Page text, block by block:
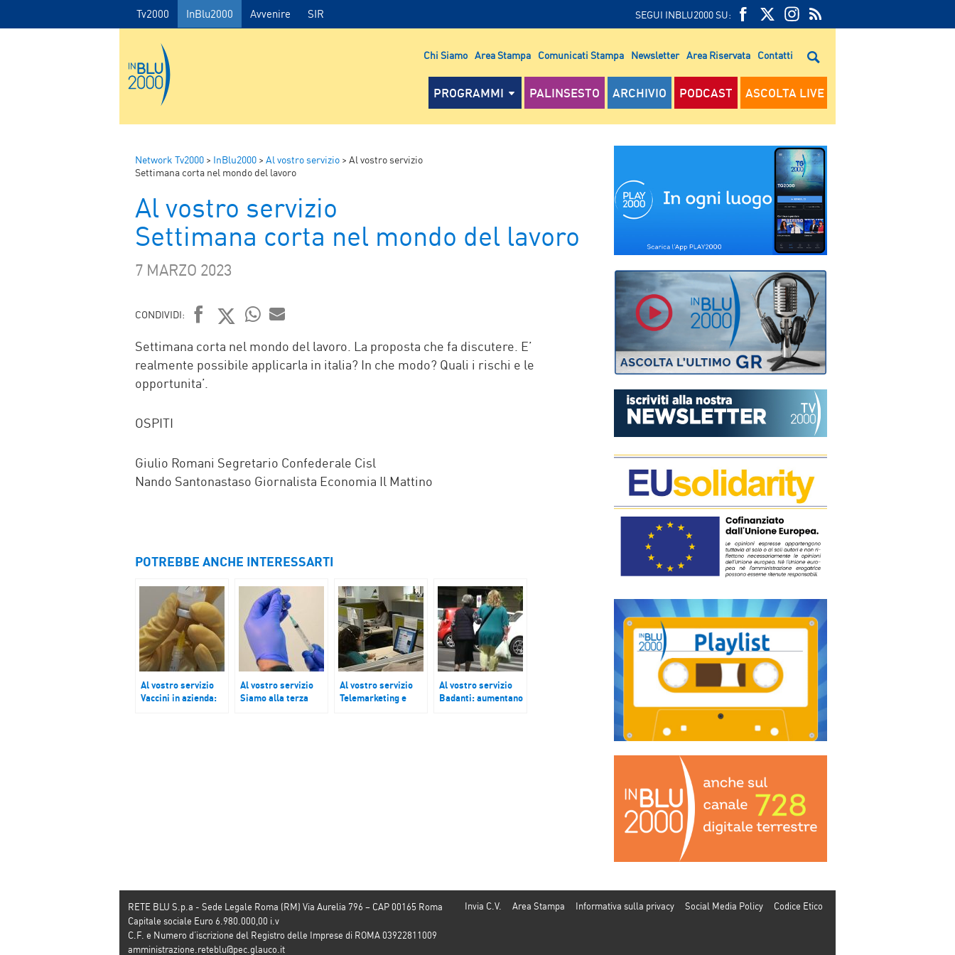
Tv2000 InBlu2000 Avvenire SIR SEGUI INBLU2000 SU:
FEED
RSS
RSS
Chi Siamo Area Stampa Comunicati Stampa Newsletter Area Riservata Contatti
PROGRAMMI PALINSESTO ARCHIVIO PODCAST ASCOLTA LIVE
Network Tv2000 > InBlu2000 > Al vostro servizio > Al vostro servizio
Settimana corta nel mondo del lavoro
Al vostro servizio
Settimana corta nel mondo del lavoro
7 MARZO 2023
CONDIVIDI:
FACEBOOK
TWITTER
WHATSAPP
MAIL
Settimana corta nel mondo del lavoro. La proposta che fa discutere. E’
realmente possibile applicarla in italia? In che modo? Quali i rischi e le
opportunita’.
OSPITI
Giulio Romani Segretario Confederale Cisl
Nando Santonastaso Giornalista Economia Il Mattino
POTREBBE ANCHE INTERESSARTI
Al vostro servizio
Vaccini in azienda:
Al vostro servizio
Siamo alla terza
Al vostro servizio
Telemarketing e
Al vostro servizio
Badanti: aumentano
Invia C.V. Area Stampa Informativa sulla privacy Social Media Policy Codice Etico
RETE BLU S.p.a - Sede Legale Roma (RM) Via Aurelia 796 – CAP 00165 Roma
Capitale sociale Euro 6.980.000,00 i.v
C.F. e Numero d’iscrizione del Registro delle Imprese di ROMA 03922811009
amministrazione.reteblu@pec.glauco.it